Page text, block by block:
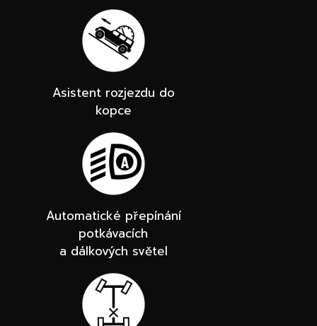
Asistent rozjezdu do
kopce
Automatické přepínání
potkávacích
a dálkových světel